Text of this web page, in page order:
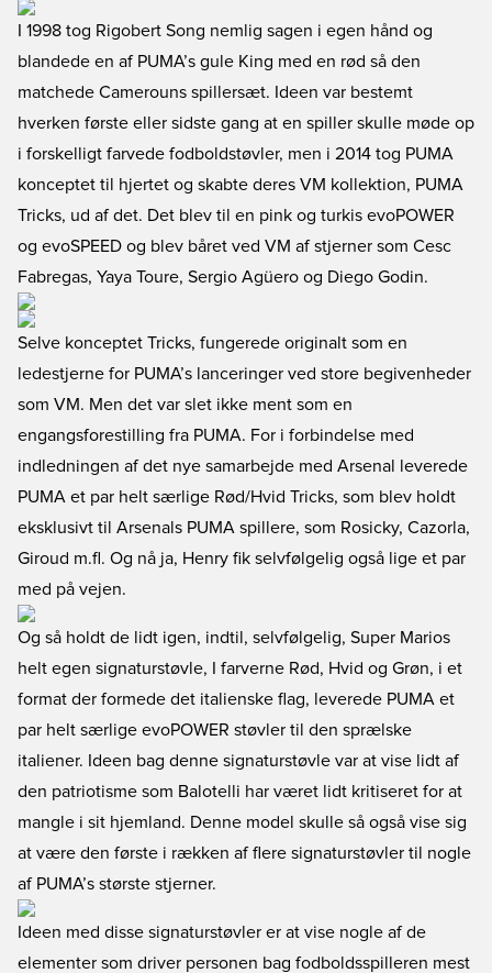
I 1998 tog Rigobert Song nemlig sagen i egen hånd og
blandede en af PUMA’s gule King med en rød så den
matchede Camerouns spillersæt. Ideen var bestemt
hverken første eller sidste gang at en spiller skulle møde op
i forskelligt farvede fodboldstøvler, men i 2014 tog PUMA
konceptet til hjertet og skabte deres VM kollektion, PUMA
Tricks, ud af det. Det blev til en pink og turkis evoPOWER
og evoSPEED og blev båret ved VM af stjerner som Cesc
Fabregas, Yaya Toure, Sergio Agüero og Diego Godin.
Selve konceptet Tricks, fungerede originalt som en
ledestjerne for PUMA’s lanceringer ved store begivenheder
som VM. Men det var slet ikke ment som en
engangsforestilling fra PUMA. For i forbindelse med
indledningen af det nye samarbejde med Arsenal leverede
PUMA et par helt særlige Rød/Hvid Tricks, som blev holdt
eksklusivt til Arsenals PUMA spillere, som Rosicky, Cazorla,
Giroud m.fl. Og nå ja, Henry fik selvfølgelig også lige et par
med på vejen.
Og så holdt de lidt igen, indtil, selvfølgelig, Super Marios
helt egen signaturstøvle, I farverne Rød, Hvid og Grøn, i et
format der formede det italienske flag, leverede PUMA et
par helt særlige evoPOWER støvler til den sprælske
italiener. Ideen bag denne signaturstøvle var at vise lidt af
den patriotisme som Balotelli har været lidt kritiseret for at
mangle i sit hjemland. Denne model skulle så også vise sig
at være den første i rækken af flere signaturstøvler til nogle
af PUMA’s største stjerner.
Ideen med disse signaturstøvler er at vise nogle af de
elementer som driver personen bag fodboldsspilleren mest